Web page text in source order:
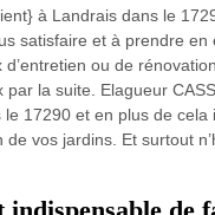
à Landrais dans le
satisfaire et à prendre
ou de
la suite. Elagueur
17290 et en plus de
vos jardins. Et surtout